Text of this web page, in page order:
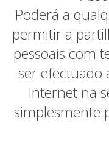
Poderá a
permitir a
pessoais com
ser efectuado
Internet na
simplesmente